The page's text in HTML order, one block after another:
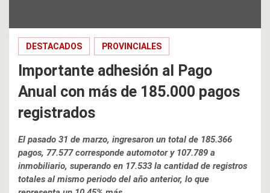
DESTACADOS PROVINCIALES
Importante adhesión al Pago
Anual con más de 185.000 pagos
registrados
El pasado 31 de marzo, ingresaron un total de 185.366
pagos, 77.577 corresponde automotor y 107.789 a
inmobiliario, superando en 17.533 la cantidad de registros
totales al mismo periodo del año anterior, lo que